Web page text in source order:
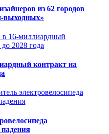
из 62 городов
выходных»
контракт на
падения